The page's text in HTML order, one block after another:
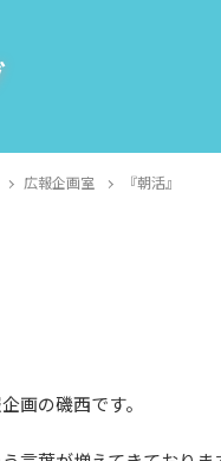
広報企画室 『朝活』
画の磯西です。